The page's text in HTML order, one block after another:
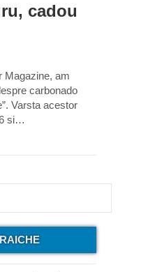
cadou
Magazine, am
carbonado
Varsta acestor
si…